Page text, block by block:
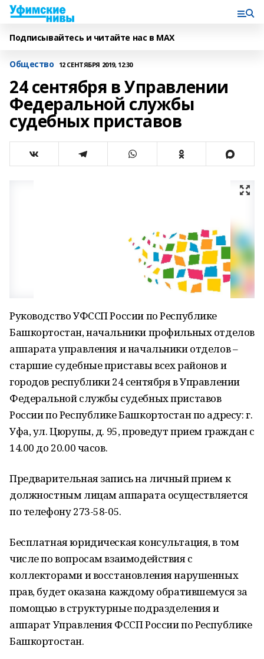
Подписывайтесь и читайте нас в MAX
Общество 12 СЕНТЯБРЯ 2019, 12:30
24 сентября в Управлении
Федеральной службы
судебных приставов
Руководство УФССП России по Республике
Башкортостан, начальники профильных отделов
аппарата управления и начальники отделов –
старшие судебные приставы всех районов и
городов республики 24 сентября в Управлении
Федеральной службы судебных приставов
России по Республике Башкортостан по адресу: г.
Уфа, ул. Цюрупы, д. 95, проведут прием граждан с
14.00 до 20.00 часов.
Предварительная запись на личный прием к
должностным лицам аппарата осуществляется
по телефону 273-58-05.
Бесплатная юридическая консультация, в том
числе по вопросам взаимодействия с
коллекторами и восстановления нарушенных
прав, будет оказана каждому обратившемуся за
помощью в структурные подразделения и
аппарат Управления ФССП России по Республике
Башкортостан.